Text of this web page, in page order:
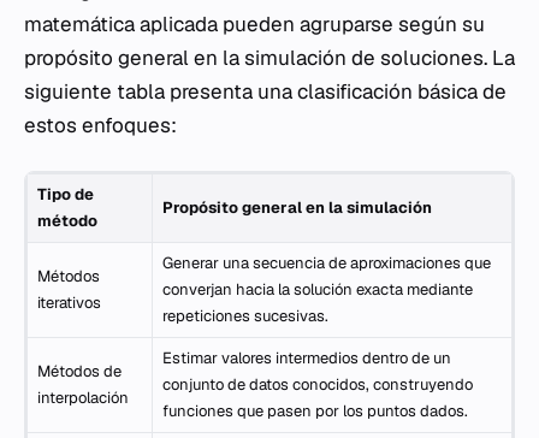
matemática aplicada pueden agruparse según su
propósito general en la simulación de soluciones. La
siguiente tabla presenta una clasificación básica de
estos enfoques:
Tipo de
método
Propósito general en la simulación
Métodos
iterativos
Generar una secuencia de aproximaciones que
converjan hacia la solución exacta mediante
repeticiones sucesivas.
Métodos de
interpolación
Estimar valores intermedios dentro de un
conjunto de datos conocidos, construyendo
funciones que pasen por los puntos dados.